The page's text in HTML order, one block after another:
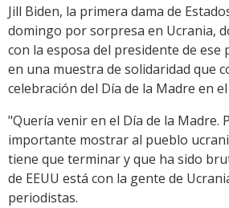
Jill Biden, la primera dama de
domingo por sorpresa en Ucrania,
con la esposa del presidente de ese
en una muestra de solidaridad que
celebración del Día de la Madre en
"Quería venir en el Día de la Madre.
importante mostrar al pueblo
tiene que terminar y que ha sido
de EEUU está con la gente de
periodistas.